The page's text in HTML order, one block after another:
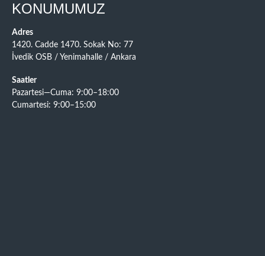
KONUMUMUZ
Adres
1420. Cadde 1470. Sokak No: 77
İvedik OSB / Yenimahalle / Ankara
Saatler
Pazartesi—Cuma: 9:00–18:00
Cumartesi: 9:00–15:00